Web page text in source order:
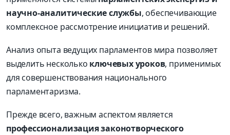
научно-аналитические службы, обеспечивающие
комплексное рассмотрение инициатив и решений.
Анализ опыта ведущих парламентов мира позволяет
выделить несколько ключевых уроков, применимых
для совершенствования национального
парламентаризма.
Прежде всего, важным аспектом является
профессионализация законотворческого